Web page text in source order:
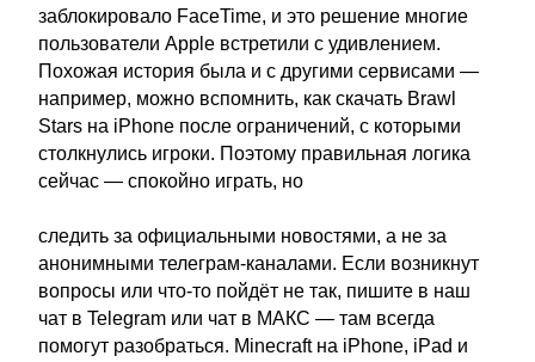
заблокировало FaceTime, и это решение многие
пользователи Apple встретили с удивлением.
Похожая история была и с другими сервисами —
например, можно вспомнить, как скачать Brawl
Stars на iPhone после ограничений, с которыми
столкнулись игроки. Поэтому правильная логика
сейчас — спокойно играть, но
следить за официальными новостями, а не за
анонимными телеграм-каналами. Если возникнут
вопросы или что-то пойдёт не так, пишите в наш
чат в Telegram или чат в МАКС — там всегда
помогут разобраться. Minecraft на iPhone, iPad и